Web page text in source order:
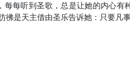
每每听到圣歌，总是让她的内心有
彿是天主借由圣乐告诉她：只要